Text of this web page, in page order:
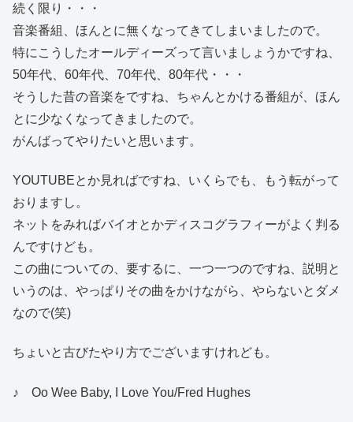
続く限り・・・
音楽番組、ほんとに無くなってきてしまいましたので。
特にこうしたオールディーズって言いましょうかですね、
50年代、60年代、70年代、80年代・・・
そうした昔の音楽をですね、ちゃんとかける番組が、ほん
とに少なくなってきましたので。
がんばってやりたいと思います。
YOUTUBEとか見ればですね、いくらでも、もう転がって
おりますし。
ネットをみればバイオとかディスコグラフィーがよく判る
んですけども。
この曲についての、要するに、一つ一つのですね、説明と
いうのは、やっぱりその曲をかけながら、やらないとダメ
なので(笑)
ちょいと古びたやり方でございますけれども。
♪ Oo Wee Baby, I Love You/Fred Hughes